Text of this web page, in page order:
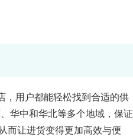
，用户都能轻松找到合适的供
华中和华北等多个地域，保证
而让进货变得更加高效与便